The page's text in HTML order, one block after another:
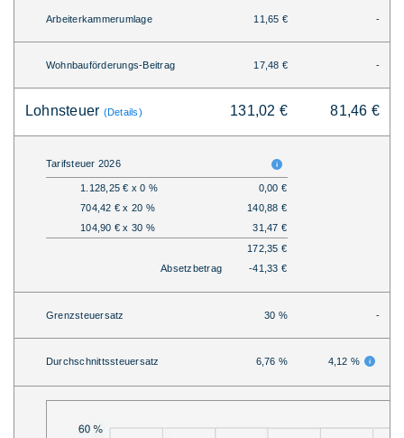
Arbeiterkammerumlage 11,65 € -
Wohnbauförderungs-Beitrag 17,48 € -
Lohnsteuer (Details) 131,02 € 81,46 €
Tarifsteuer 2026
1.128,25 € x 0 %
0,00 €
704,42 € x 20 %
140,88 €
104,90 € x 30 %
31,47 €
172,35 €
Absetzbetrag
-41,33 €
Grenzsteuersatz 30 % -
Durchschnittssteuersatz 6,76 % 4,12 %